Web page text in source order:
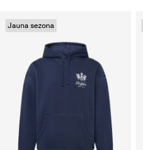
Jauna sezona